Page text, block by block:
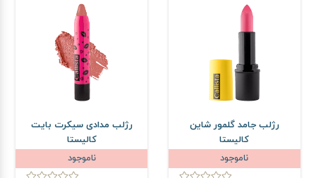
رژلب جامد گلمور شاین
کالیستا
ناموجود
رژلب مدادی سیکرت بایت
کالیستا
ناموجود